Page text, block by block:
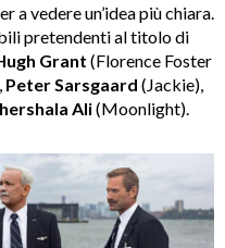
vedere un’idea più chiara.
pretendenti al titolo di
Grant (Florence Foster
Peter Sarsgaard (Jackie),
Ali(Moonlight).